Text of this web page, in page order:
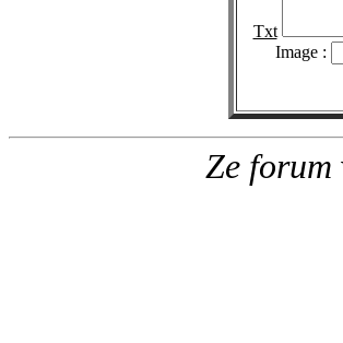
Txt
Image :
Ze forum